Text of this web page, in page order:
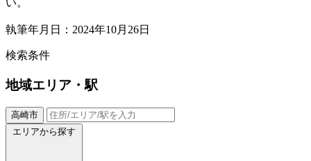
執筆年月日：2024年10月26日
検索条件
地域エリア・駅
高崎市
エリアから探す